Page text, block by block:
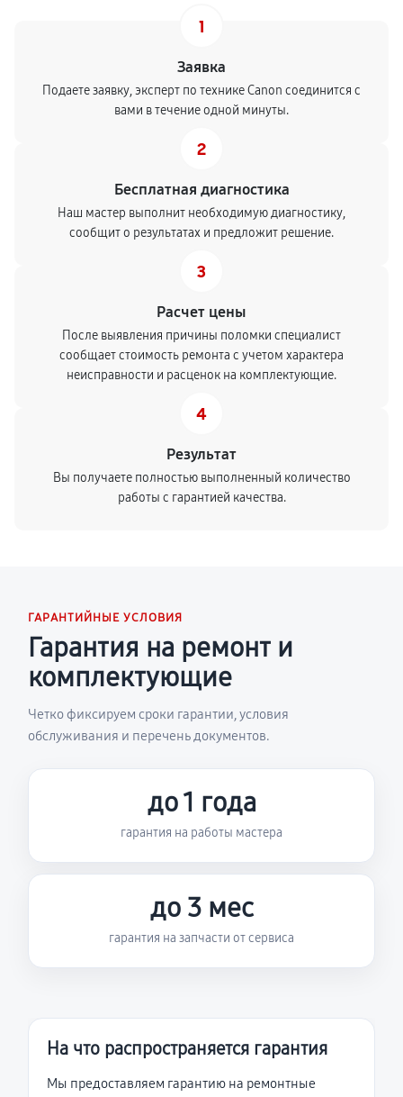
1
Заявка
Подаете заявку, эксперт по технике Canon соединится с
вами в течение одной минуты.
2
Бесплатная диагностика
Наш мастер выполнит необходимую диагностику,
сообщит о результатах и предложит решение.
3
Расчет цены
После выявления причины поломки специалист
сообщает стоимость ремонта с учетом характера
неисправности и расценок на комплектующие.
4
Результат
Вы получаете полностью выполненный количество
работы с гарантией качества.
ГАРАНТИЙНЫЕ УСЛОВИЯ
Гарантия на ремонт и
комплектующие
Четко фиксируем сроки гарантии, условия
обслуживания и перечень документов.
до 1 года
гарантия на работы мастера
до 3 мес
гарантия на запчасти от сервиса
На что распространяется гарантия
Мы предоставляем гарантию на ремонтные